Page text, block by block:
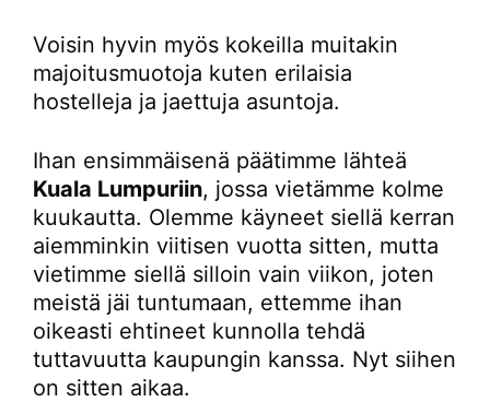
Voisin hyvin myös kokeilla muitakin
majoitusmuotoja kuten erilaisia
hostelleja ja jaettuja asuntoja.
Ihan ensimmäisenä päätimme lähteä
Kuala Lumpuriin, jossa vietämme kolme
kuukautta. Olemme käyneet siellä kerran
aiemminkin viitisen vuotta sitten, mutta
vietimme siellä silloin vain viikon, joten
meistä jäi tuntumaan, ettemme ihan
oikeasti ehtineet kunnolla tehdä
tuttavuutta kaupungin kanssa. Nyt siihen
on sitten aikaa.